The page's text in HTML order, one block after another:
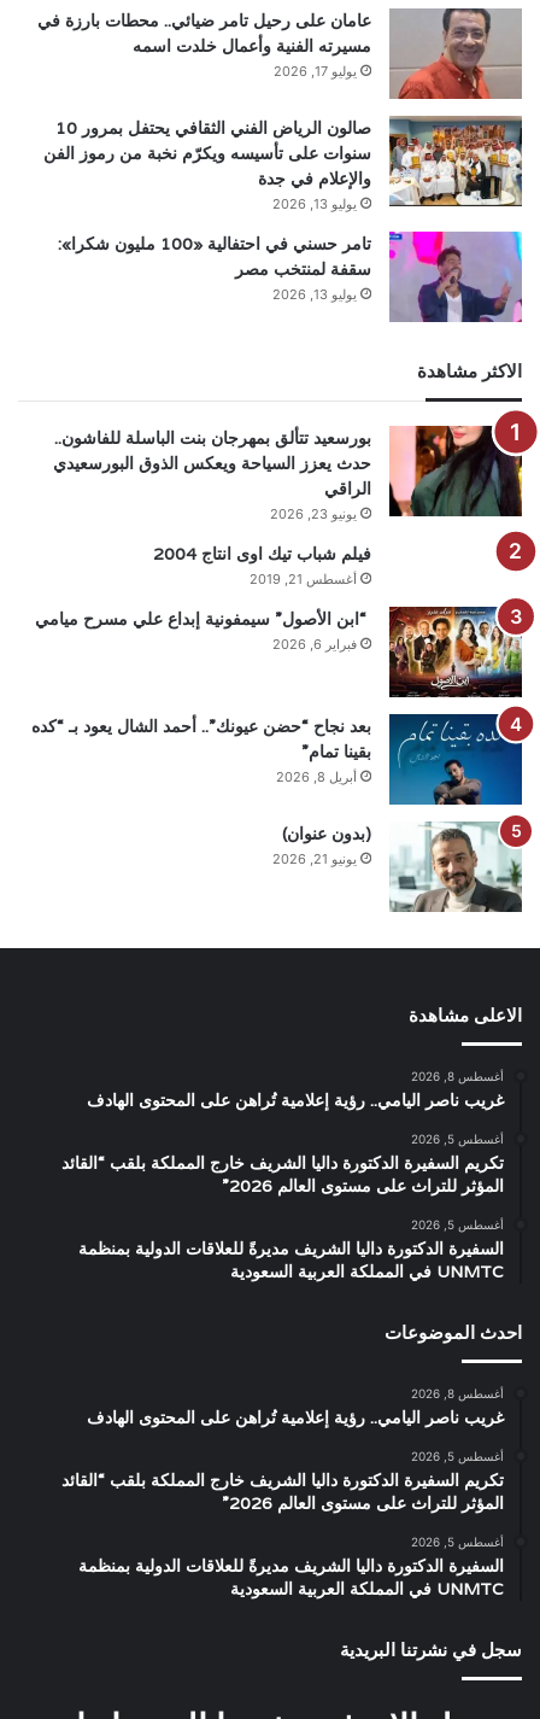
عامان على رحيل تامر ضيائي.. محطات بارزة في
مسيرته الفنية وأعمال خلدت اسمه
يوليو 17, 2026
صالون الرياض الفني الثقافي يحتفل بمرور 10
سنوات على تأسيسه ويكرّم نخبة من رموز الفن
والإعلام في جدة
يوليو 13, 2026
تامر حسني في احتفالية «100 مليون شكرا»:
سقفة لمنتخب مصر
يوليو 13, 2026
الاكثر مشاهدة
بورسعيد تتألق بمهرجان بنت الباسلة للفاشون..
حدث يعزز السياحة ويعكس الذوق البورسعيدي
الراقي
يونيو 23, 2026
فيلم شباب تيك اوى انتاج 2004
أغسطس 21, 2019
“ابن الأصول” سيمفونية إبداع علي مسرح ميامي
فبراير 6, 2026
بعد نجاح “حضن عيونك”.. أحمد الشال يعود بـ “كده
بقينا تمام”
أبريل 8, 2026
(بدون عنوان)
يونيو 21, 2026
الاعلى مشاهدة
أغسطس 8, 2026
غريب ناصر اليامي.. رؤية إعلامية تُراهن على المحتوى الهادف
أغسطس 5, 2026
تكريم السفيرة الدكتورة داليا الشريف خارج المملكة بلقب “القائد
المؤثر للتراث على مستوى العالم 2026”
أغسطس 5, 2026
السفيرة الدكتورة داليا الشريف مديرةً للعلاقات الدولية بمنظمة
UNMTC في المملكة العربية السعودية
احدث الموضوعات
أغسطس 8, 2026
غريب ناصر اليامي.. رؤية إعلامية تُراهن على المحتوى الهادف
أغسطس 5, 2026
تكريم السفيرة الدكتورة داليا الشريف خارج المملكة بلقب “القائد
المؤثر للتراث على مستوى العالم 2026”
أغسطس 5, 2026
السفيرة الدكتورة داليا الشريف مديرةً للعلاقات الدولية بمنظمة
UNMTC في المملكة العربية السعودية
سجل في نشرتنا البريدية